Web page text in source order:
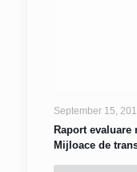
September 15,
Raport
Mijloace de